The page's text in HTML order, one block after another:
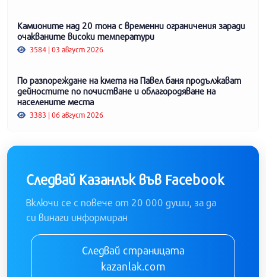
Камионите над 20 тона с временни ограничения заради
очакваните високи температури
3584 | 03 август 2026
По разпореждане на кмета на Павел баня продължават
дейностите по почистване и облагородяване на
населените места
3383 | 06 август 2026
Следвай Казанлък във Facebook
Включи се с повече от 20 000 души, за да
си винаги информиран
Следвай страницата
kazanlak.com